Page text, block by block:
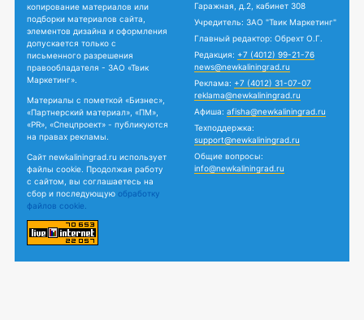
копирование материалов или
подборки материалов сайта,
элементов дизайна и оформления
допускается только с
письменного разрешения
правообладателя - ЗАО «Твик
Маркетинг».
Материалы с пометкой «Бизнес»,
«Партнерский материал», «ПМ»,
«PR», «Спецпроект» - публикуются
на правах рекламы.
Сайт newkaliningrad.ru использует
файлы cookie. Продолжая работу
с сайтом, вы соглашаетесь на
сбор и последующую обработку
файлов cookie.
Гаражная, д.2, кабинет 308
Учредитель: ЗАО "Твик Маркетинг"
Главный редактор: Обрехт О.Г.
Редакция: +7 (4012) 99-21-76
news@newkaliningrad.ru
Реклама: +7 (4012) 31-07-07
reklama@newkaliningrad.ru
Афиша: afisha@newkaliningrad.ru
Техподдержка:
support@newkaliningrad.ru
Общие вопросы:
info@newkaliningrad.ru